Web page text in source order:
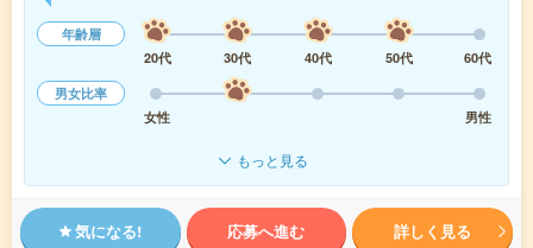
年齢層
20代
30代 40代 50代
60代
男女比率
女性
男性
もっと見る
気になる! 応募へ進む 詳しく見る